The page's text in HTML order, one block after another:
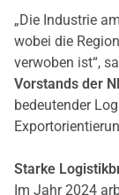
„Die Industrie
wobei die
verwoben ist“,
Vorstands der
bedeutender
Starke
Im Jahr 2024